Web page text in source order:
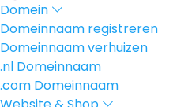
Domein
Domeinnaam registreren
Domeinnaam verhuizen
.nl Domeinnaam
.com Domeinnaam